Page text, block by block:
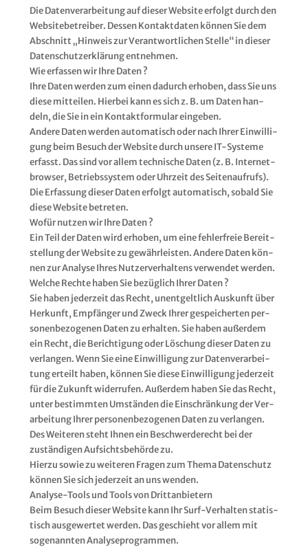
Die Daten­ver­ar­bei­tung auf die­ser Web­site erfolgt durch den
Web­site­be­trei­ber. Des­sen Kon­takt­da­ten kön­nen Sie dem
Abschnitt „Hin­weis zur Ver­ant­wort­li­chen Stel­le“ in die­ser
Daten­schutz­er­klä­rung ent­neh­men.
Wie erfas­sen wir Ihre Daten ?
Ihre Daten wer­den zum einen dadurch erho­ben, dass Sie uns
die­se mit­tei­len. Hier­bei kann es sich z. B. um Daten han­
deln, die Sie in ein Kon­takt­for­mu­lar ein­ge­ben.
Ande­re Daten wer­den auto­ma­tisch oder nach Ihrer Ein­wil­li­
gung beim Besuch der Web­site durch unse­re IT-Sys­te­me
erfasst. Das sind vor allem tech­ni­sche Daten (z. B. Inter­net­
brow­ser, Betriebs­sys­tem oder Uhr­zeit des Sei­ten­auf­rufs).
Die Erfas­sung die­ser Daten erfolgt auto­ma­tisch, sobald Sie
die­se Web­site betre­ten.
Wofür nut­zen wir Ihre Daten ?
Ein Teil der Daten wird erho­ben, um eine feh­ler­freie Bereit­
stel­lung der Web­site zu gewähr­leis­ten. Ande­re Daten kön­
nen zur Ana­ly­se Ihres Nut­zer­ver­hal­tens ver­wen­det wer­den.
Wel­che Rech­te haben Sie bezüg­lich Ihrer Daten ?
Sie haben jeder­zeit das Recht, unent­gelt­lich Aus­kunft über
Her­kunft, Emp­fän­ger und Zweck Ihrer gespei­cher­ten per­
so­nen­be­zo­ge­nen Daten zu erhal­ten. Sie haben außer­dem
ein Recht, die Berich­ti­gung oder Löschung die­ser Daten zu
ver­lan­gen. Wenn Sie eine Ein­wil­li­gung zur Daten­ver­ar­bei­
tung erteilt haben, kön­nen Sie die­se Ein­wil­li­gung jeder­zeit
für die Zukunft wider­ru­fen. Außer­dem haben Sie das Recht,
unter bestimm­ten Umstän­den die Ein­schrän­kung der Ver­
ar­bei­tung Ihrer per­so­nen­be­zo­ge­nen Daten zu ver­lan­gen.
Des Wei­te­ren steht Ihnen ein Beschwer­de­recht bei der
zustän­di­gen Auf­sichts­be­hör­de zu.
Hier­zu sowie zu wei­te­ren Fra­gen zum The­ma Daten­schutz
kön­nen Sie sich jeder­zeit an uns wen­den.
Ana­ly­se-Tools und Tools von Dritt­an­bie­tern
Beim Besuch die­ser Web­site kann Ihr Surf-Ver­hal­ten sta­tis­
tisch aus­ge­wer­tet wer­den. Das geschieht vor allem mit
soge­nann­ten Ana­ly­se­pro­gram­men.